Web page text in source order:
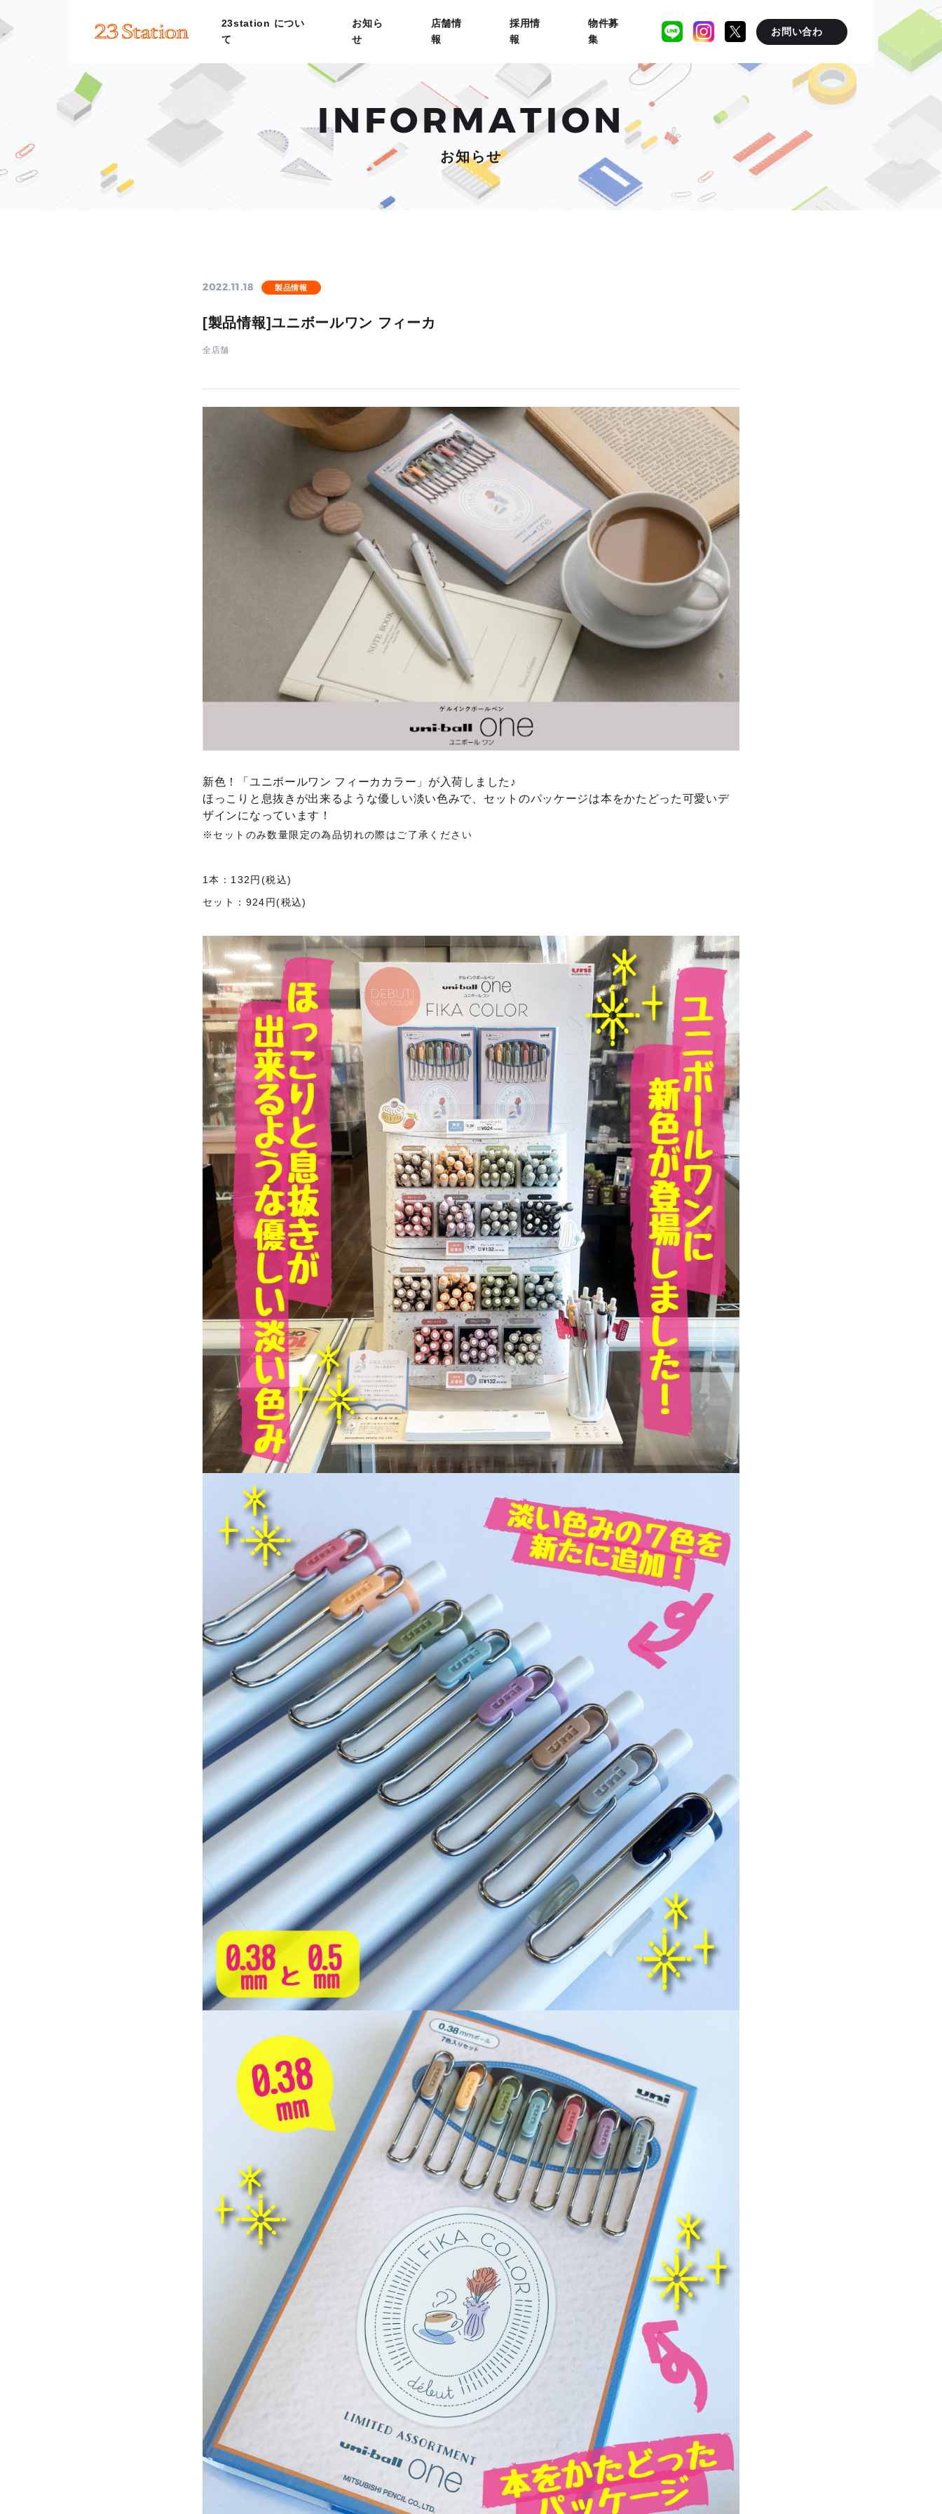
23station につい
て
お知ら
せ
店舗情
報
採用情
報
物件募
集
お問い合わ
INFORMATION
お知らせ
2022.11.18 製品情報
[製品情報]ユニボールワン フィーカ
全店舗
新色！「ユニボールワン フィーカカラー」が入荷しました♪
ほっこりと息抜きが出来るような優しい淡い色みで、セットのパッケージは本をかたどった可愛いデ
ザインになっています！
※セットのみ数量限定の為品切れの際はご了承ください
1本：132円(税込)
セット：924円(税込)